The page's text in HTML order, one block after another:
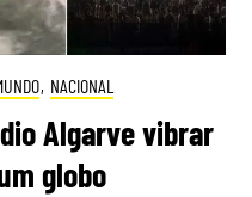
, NACIONAL
Algarve vibrar
globo